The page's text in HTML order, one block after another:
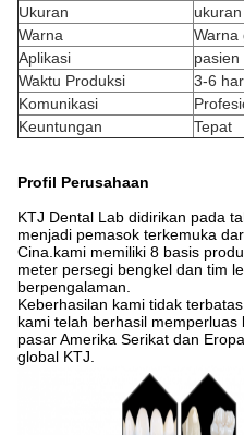
Ukuran
Warna
Warna
Aplikasi
Waktu Produksi
3-6
Komunikasi
Keuntungan
Tepat
Profil Perusahaan
KTJ Dental Lab didirikan pada
menjadi pemasok terkemuka
Cina.kami memiliki 8 basis
meter persegi bengkel dan tim
berpengalaman.
Keberhasilan kami tidak
kami telah berhasil
pasar Amerika Serikat dan
global KTJ.